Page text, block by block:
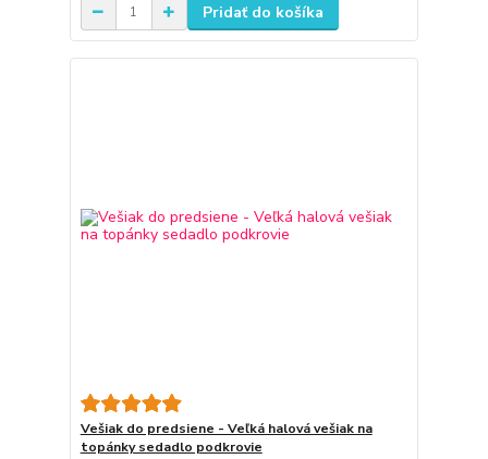
Pridať do košíka
Vešiak do predsiene - Veľká halová vešiak na
topánky sedadlo podkrovie